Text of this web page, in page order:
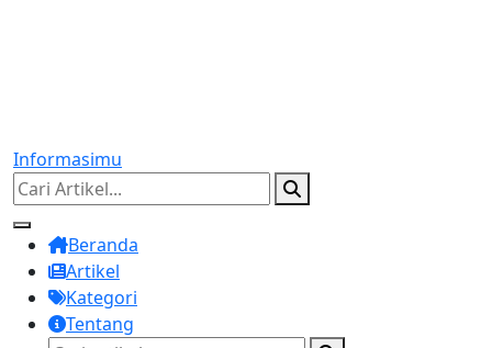
Informasimu
Beranda
Artikel
Kategori
Tentang